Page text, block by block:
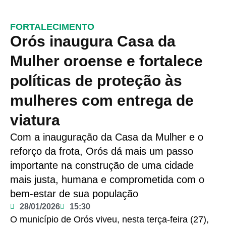
FORTALECIMENTO
Orós inaugura Casa da
Mulher oroense e fortalece
políticas de proteção às
mulheres com entrega de
viatura
Com a inauguração da Casa da Mulher e o
reforço da frota, Orós dá mais um passo
importante na construção de uma cidade
mais justa, humana e comprometida com o
bem-estar de sua população
28/01/2026 15:30
O município de Orós viveu, nesta terça-feira (27),